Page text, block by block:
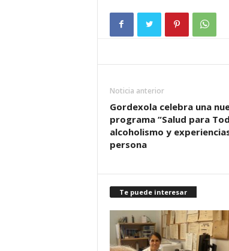
Noticia anterior
Gordexola celebra una
programa “Salud para
alcoholismo y
persona
Te puede interesar